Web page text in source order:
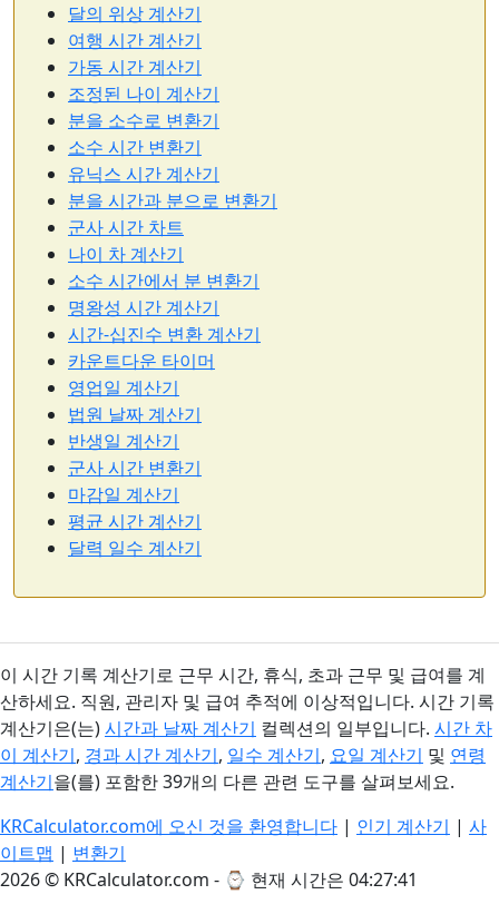
달의 위상 계산기
여행 시간 계산기
가동 시간 계산기
조정된 나이 계산기
분을 소수로 변환기
소수 시간 변환기
유닉스 시간 계산기
분을 시간과 분으로 변환기
군사 시간 차트
나이 차 계산기
소수 시간에서 분 변환기
명왕성 시간 계산기
시간-십진수 변환 계산기
카운트다운 타이머
영업일 계산기
법원 날짜 계산기
반생일 계산기
군사 시간 변환기
마감일 계산기
평균 시간 계산기
달력 일수 계산기
이 시간 기록 계산기로 근무 시간, 휴식, 초과 근무 및 급여를 계
산하세요. 직원, 관리자 및 급여 추적에 이상적입니다. 시간 기록
계산기은(는)시간과 날짜 계산기 컬렉션의 일부입니다. 시간 차
이 계산기, 경과 시간 계산기, 일수 계산기, 요일 계산기 및 연령
계산기을(를) 포함한 39개의 다른 관련 도구를 살펴보세요.
KRCalculator.com에 오신 것을 환영합니다 | 인기 계산기 | 사
이트맵 | 변환기
2026 © KRCalculator.com - ⌚ 현재 시간은 04:27:41